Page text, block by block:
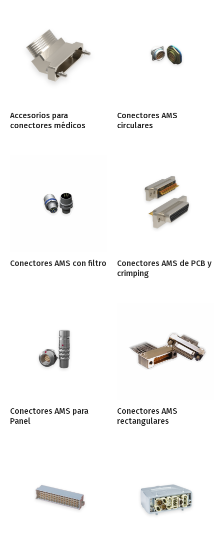
Accesorios para
conectores médicos
Conectores AMS
circulares
Conectores AMS con filtro
Conectores AMS de PCB y
crimping
Conectores AMS para
Panel
Conectores AMS
rectangulares